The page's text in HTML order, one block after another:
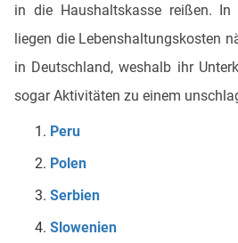
in die Haushaltskasse reißen.
liegen die Lebenshaltungskosten
in Deutschland, weshalb ihr
sogar Aktivitäten zu einem
Peru
Polen
Serbien
Slowenien